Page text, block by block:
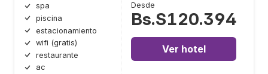
spa
piscina
estacionamiento
wifi (gratis)
restaurante
ac
Desde
Bs.S120.394
Ver hotel